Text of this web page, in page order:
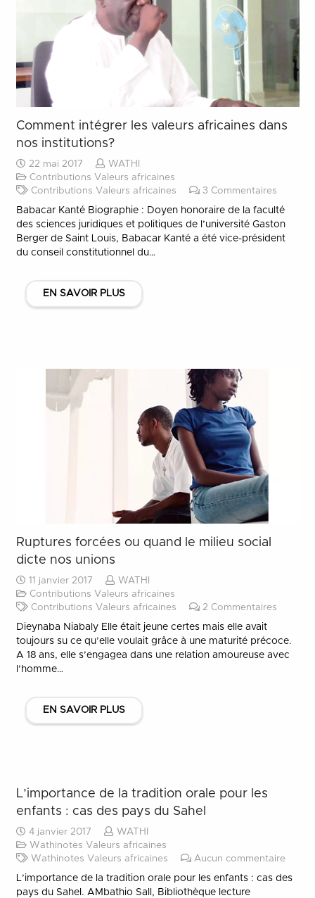
Comment intégrer les valeurs africaines dans
nos institutions?
22 mai 2017
WATHI
Contributions Valeurs africaines
Contributions Valeurs africaines
3 Commentaires
Babacar Kanté Biographie : Doyen honoraire de la faculté
des sciences juridiques et politiques de l’université Gaston
Berger de Saint Louis, Babacar Kanté a été vice-président
du conseil constitutionnel du…
EN SAVOIR PLUS
Ruptures forcées ou quand le milieu social
dicte nos unions
11 janvier 2017
WATHI
Contributions Valeurs africaines
Contributions Valeurs africaines
2 Commentaires
Dieynaba Niabaly Elle était jeune certes mais elle avait
toujours su ce qu’elle voulait grâce à une maturité précoce.
A 18 ans, elle s’engagea dans une relation amoureuse avec
l’homme…
EN SAVOIR PLUS
L’importance de la tradition orale pour les
enfants : cas des pays du Sahel
4 janvier 2017
WATHI
Wathinotes Valeurs africaines
Wathinotes Valeurs africaines
Aucun commentaire
L’importance de la tradition orale pour les enfants : cas des
pays du Sahel. AMbathio Sall, Bibliothèque lecture